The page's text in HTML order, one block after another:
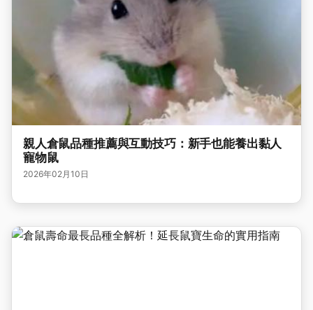
親人倉鼠品種推薦與互動技巧：新手也能養出黏人
寵物鼠
2026年02月10日